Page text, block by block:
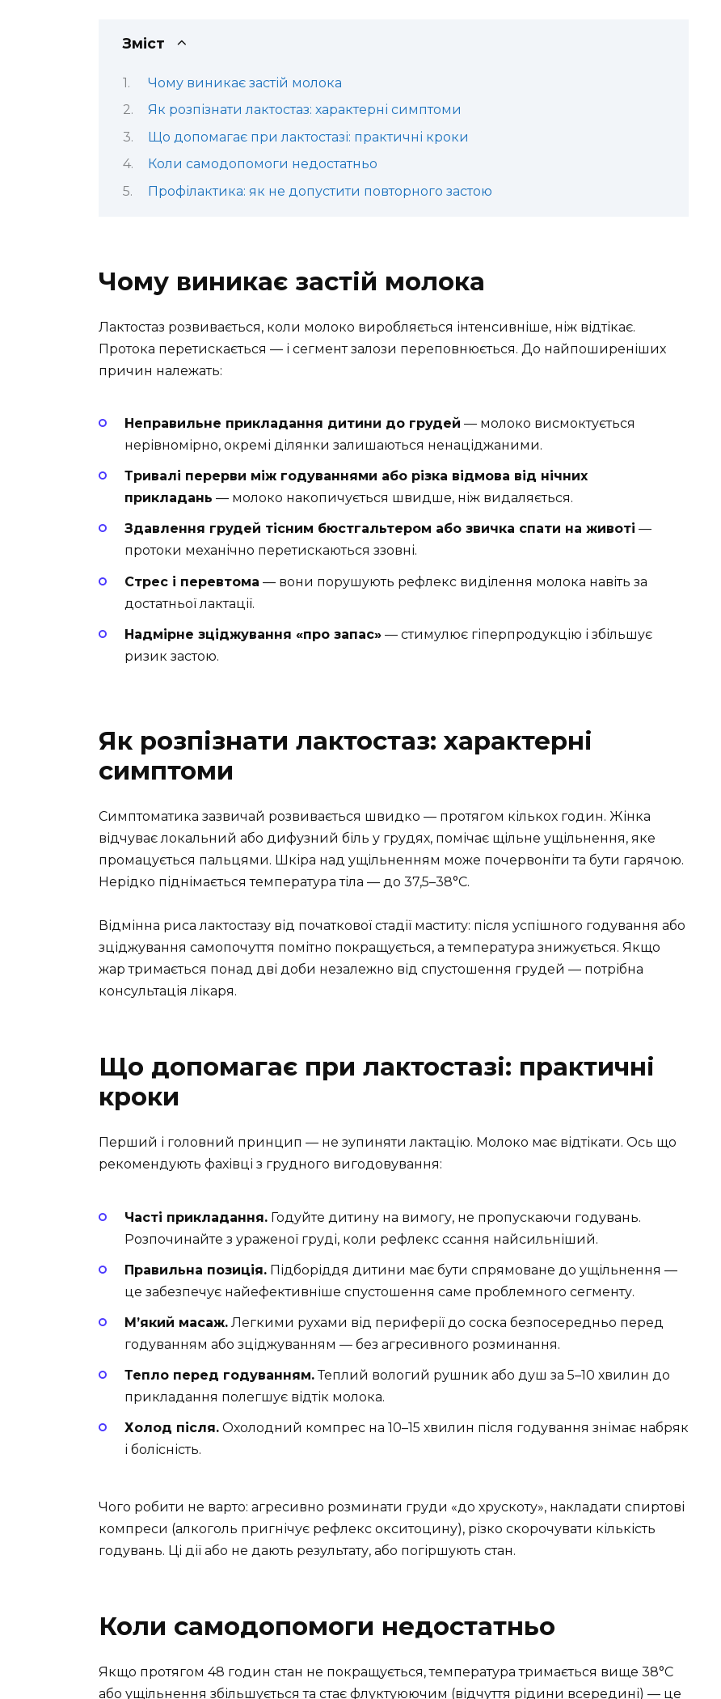
Зміст
Чому виникає застій молока
Як розпізнати лактостаз: характерні симптоми
Що допомагає при лактостазі: практичні кроки
Коли самодопомоги недостатньо
Профілактика: як не допустити повторного застою
Чому виникає застій молока
Лактостаз розвивається, коли молоко виробляється інтенсивніше, ніж відтікає.
Протока перетискається — і сегмент залози переповнюється. До найпоширеніших
причин належать:
Неправильне прикладання дитини до грудей — молоко висмоктується
нерівномірно, окремі ділянки залишаються ненаціджаними.
Тривалі перерви між годуваннями або різка відмова від нічних
прикладань — молоко накопичується швидше, ніж видаляється.
Здавлення грудей тісним бюстгальтером або звичка спати на животі —
протоки механічно перетискаються ззовні.
Стрес і перевтома — вони порушують рефлекс виділення молока навіть за
достатньої лактації.
Надмірне зціджування «про запас» — стимулює гіперпродукцію і збільшує
ризик застою.
Як розпізнати лактостаз: характерні
симптоми
Симптоматика зазвичай розвивається швидко — протягом кількох годин. Жінка
відчуває локальний або дифузний біль у грудях, помічає щільне ущільнення, яке
промацується пальцями. Шкіра над ущільненням може почервоніти та бути гарячою.
Нерідко піднімається температура тіла — до 37,5–38°С.
Відмінна риса лактостазу від початкової стадії маститу: після успішного годування або
зціджування самопочуття помітно покращується, а температура знижується. Якщо
жар тримається понад дві доби незалежно від спустошення грудей — потрібна
консультація лікаря.
Що допомагає при лактостазі: практичні
кроки
Перший і головний принцип — не зупиняти лактацію. Молоко має відтікати. Ось що
рекомендують фахівці з грудного вигодовування:
Часті прикладання. Годуйте дитину на вимогу, не пропускаючи годувань.
Розпочинайте з ураженої груді, коли рефлекс ссання найсильніший.
Правильна позиція. Підборіддя дитини має бути спрямоване до ущільнення —
це забезпечує найефективніше спустошення саме проблемного сегменту.
М’який масаж. Легкими рухами від периферії до соска безпосередньо перед
годуванням або зціджуванням — без агресивного розминання.
Тепло перед годуванням.Теплий вологий рушник або душ за 5–10 хвилин до
прикладання полегшує відтік молока.
Холод після. Охолодний компрес на 10–15 хвилин після годування знімає набряк
і болісність.
Чого робити не варто: агресивно розминати груди «до хрускоту», накладати спиртові
компреси (алкоголь пригнічує рефлекс окситоцину), різко скорочувати кількість
годувань. Ці дії або не дають результату, або погіршують стан.
Коли самодопомоги недостатньо
Якщо протягом 48 годин стан не покращується, температура тримається вище 38°С
або ущільнення збільшується та стає флуктуюючим (відчуття рідини всередині) — це